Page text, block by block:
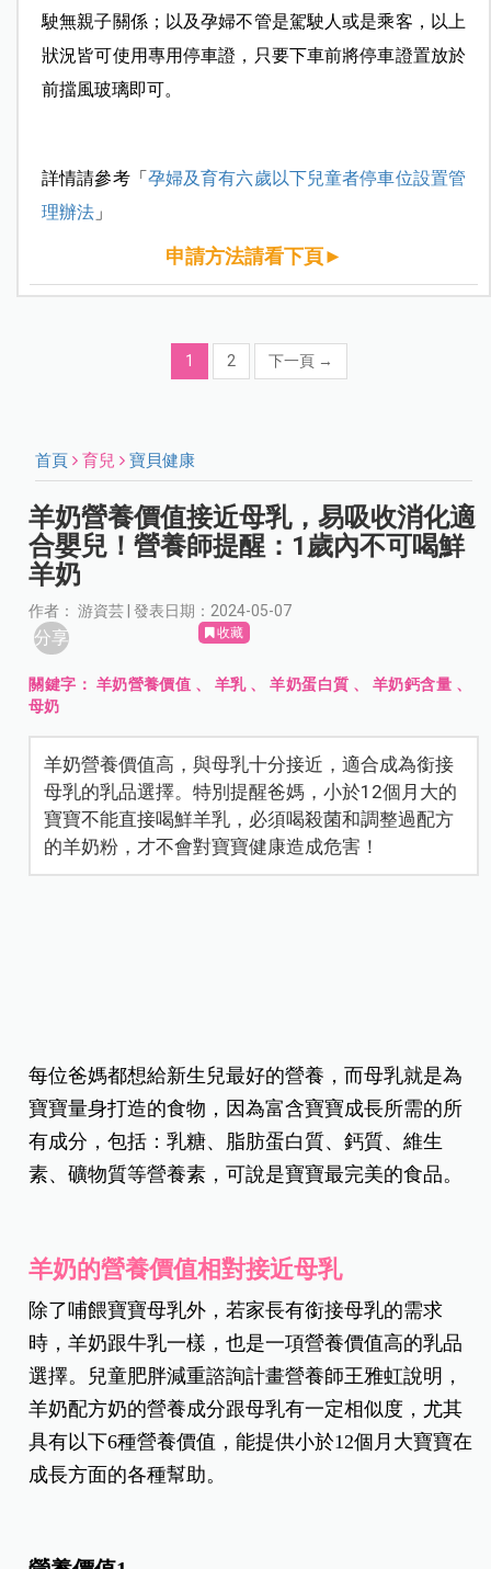
駛無親子關係；以及孕婦不管是駕駛人或是乘客，以上
狀況皆可使用專用停車證，只要下車前將停車證置放於
前擋風玻璃即可。
詳情請參考「 孕婦及育有六歲以下兒童者停車位設置管
理辦法」
申請方法請看下頁►
1 2 下一頁 →
首頁 育兒 寶貝健康
羊奶營養價值接近母乳，易吸收消化適
合嬰兒！營養師提醒：1歲內不可喝鮮
羊奶
作者： 游資芸 | 發表日期：2024-05-07
分享 收藏
關鍵字： 羊奶營養價值 、 羊乳、羊奶蛋白質 、 羊奶鈣含量 、
母奶
羊奶營養價值高，與母乳十分接近，適合成為銜接
母乳的乳品選擇。特別提醒爸媽，小於12個月大的
寶寶不能直接喝鮮羊乳，必須喝殺菌和調整過配方
的羊奶粉，才不會對寶寶健康造成危害！
每位爸媽都想給新生兒最好的營養，而母乳就是為
寶寶量身打造的食物，因為富含寶寶成長所需的所
有成分，包括：乳糖、脂肪蛋白質、鈣質、維生
素、礦物質等營養素，可說是寶寶最完美的食品。
除了哺餵寶寶母乳外，若家長有銜接母乳的需求